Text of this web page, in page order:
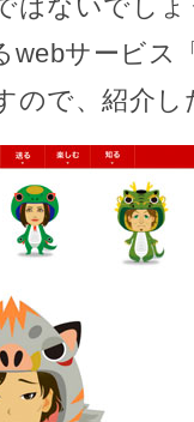
はないでし
webサービス
ので、紹介